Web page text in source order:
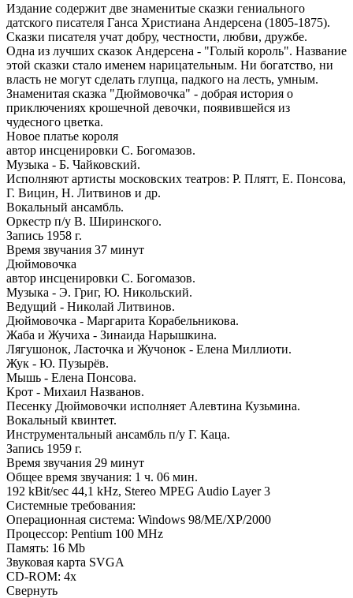
Издание содержит две знаменитые сказки гениального
датского писателя Ганса Христиана Андерсена (1805-1875).
Сказки писателя учат добру, честности, любви, дружбе.
Одна из лучших сказок Андерсена - "Голый король". Название
этой сказки стало именем нарицательным. Ни богатство, ни
власть не могут сделать глупца, падкого на лесть, умным.
Знаменитая сказка "Дюймовочка" - добрая история о
приключениях крошечной девочки, появившейся из
чудесного цветка.
Новое платье короля
автор инсценировки С. Богомазов.
Музыка - Б. Чайковский.
Исполняют артисты московских театров: Р. Плятт, Е. Понсова,
Г. Вицин, Н. Литвинов и др.
Вокальный ансамбль.
Оркестр п/у В. Ширинского.
Запись 1958 г.
Время звучания 37 минут
Дюймовочка
автор инсценировки С. Богомазов.
Музыка - Э. Григ, Ю. Никольский.
Ведущий - Николай Литвинов.
Дюймовочка - Маргарита Корабельникова.
Жаба и Жучиха - Зинаида Нарышкина.
Лягушонок, Ласточка и Жучонок - Елена Миллиоти.
Жук - Ю. Пузырёв.
Мышь - Елена Понсова.
Крот - Михаил Названов.
Песенку Дюймовочки исполняет Алевтина Кузьмина.
Вокальный квинтет.
Инструментальный ансамбль п/у Г. Каца.
Запись 1959 г.
Время звучания 29 минут
Общее время звучания: 1 ч. 06 мин.
192 kBit/sec 44,1 kHz, Stereo MPEG Audio Layer 3
Системные требования:
Операционная система: Windows 98/МЕ/XP/2000
Процессор: Pentium 100 MHz
Память: 16 Mb
Звуковая карта SVGA
CD-ROM: 4x
Свернуть